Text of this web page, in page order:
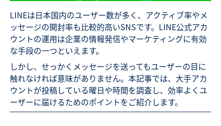
LINEは日本国内のユーザー数が多く、アクティブ率やメ
ッセージの開封率も比較的高いSNSです。LINE公式アカ
ウントの運用は企業の情報発信やマーケティングに有効
な手段の一つといえます。
しかし、せっかくメッセージを送ってもユーザーの目に
触れなければ意味がありません。本記事では、大手アカ
ウントが投稿している曜日や時間を調査し、効率よくユ
ーザーに届けるためのポイントをご紹介します。